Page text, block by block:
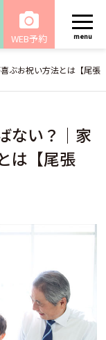
WEB予約 menu
ぶお祝い方法とは【尾張
ない？｜家
は【尾張